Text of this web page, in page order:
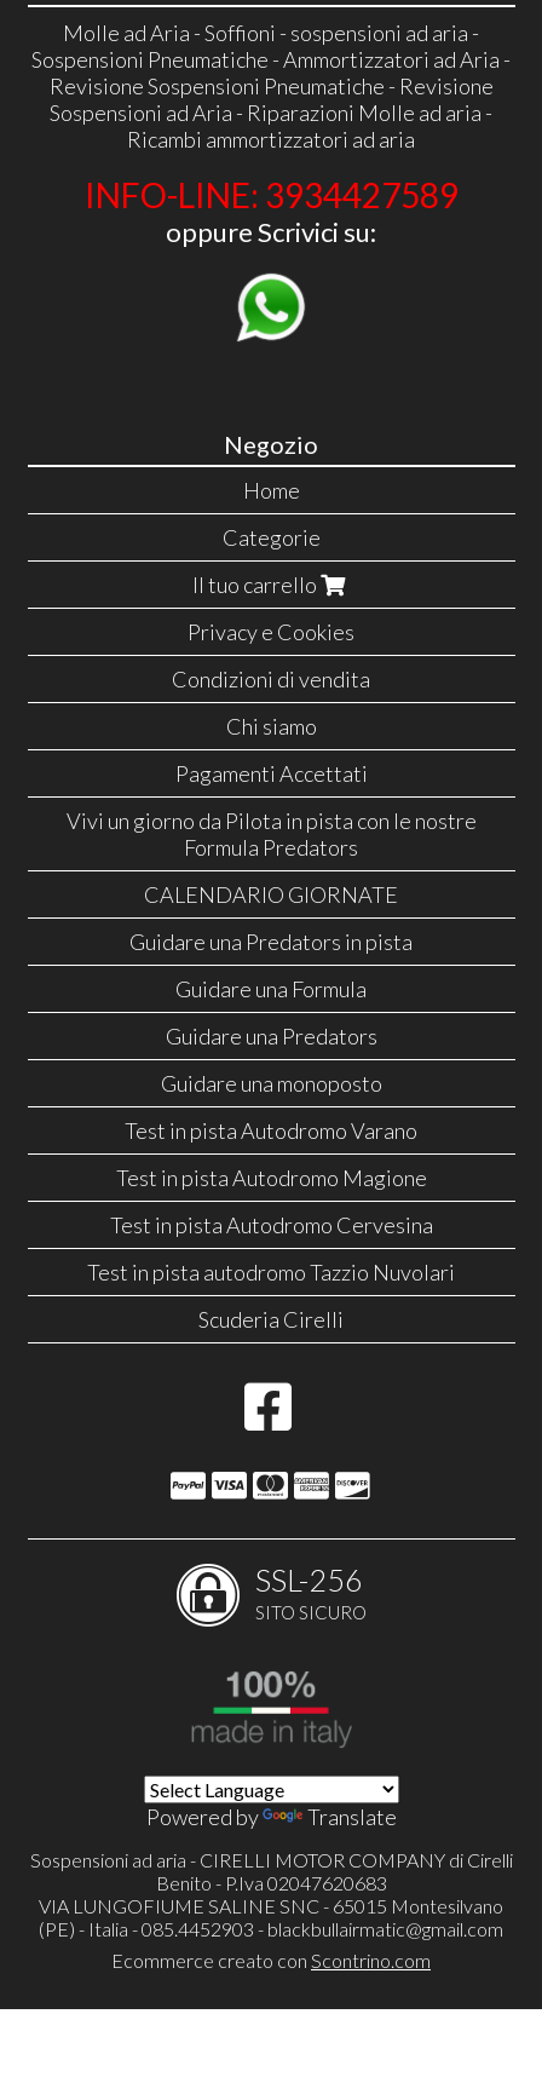
Molle ad Aria - Soffioni - sospensioni ad aria -
Sospensioni Pneumatiche - Ammortizzatori ad Aria -
Revisione Sospensioni Pneumatiche - Revisione
Sospensioni ad Aria - Riparazioni Molle ad aria -
Ricambi ammortizzatori ad aria
INFO-LINE: 3934427589
oppure Scrivici su:
Negozio
Home
Categorie
Il tuo carrello
Privacy e Cookies
Condizioni di vendita
Chi siamo
Pagamenti Accettati
Vivi un giorno da Pilota in pista con le nostre
Formula Predators
CALENDARIO GIORNATE
Guidare una Predators in pista
Guidare una Formula
Guidare una Predators
Guidare una monoposto
Test in pista Autodromo Varano
Test in pista Autodromo Magione
Test in pista Autodromo Cervesina
Test in pista autodromo Tazzio Nuvolari
Scuderia Cirelli
SSL-256
SITO SICURO
Powered by Translate
Sospensioni ad aria - CIRELLI MOTOR COMPANY di Cirelli
Benito - P.Iva 02047620683
VIA LUNGOFIUME SALINE SNC - 65015 Montesilvano
(PE) - Italia - 085.4452903 - blackbullairmatic@gmail.com
Ecommerce creato con Scontrino.com